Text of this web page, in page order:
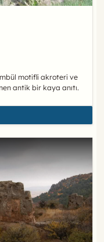
motifli akroteri ve
antik bir kaya anıtı.